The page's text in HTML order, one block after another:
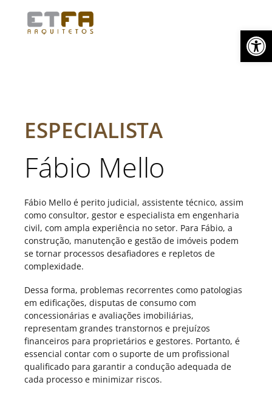
Abrir a barra de ferramentas
content
ESPECIALISTA
Fábio Mello
Fábio Mello é perito judicial, assistente técnico, assim
como consultor, gestor e especialista em engenharia
civil, com ampla experiência no setor. Para Fábio, a
construção, manutenção e gestão de imóveis podem
se tornar processos desafiadores e repletos de
complexidade.
Dessa forma, problemas recorrentes como patologias
em edificações, disputas de consumo com
concessionárias e avaliações imobiliárias,
representam grandes transtornos e prejuízos
financeiros para proprietários e gestores. Portanto, é
essencial contar com o suporte de um profissional
qualificado para garantir a condução adequada de
cada processo e minimizar riscos.